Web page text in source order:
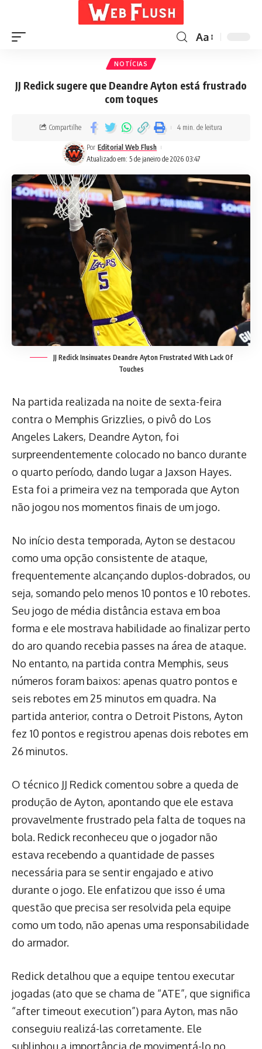
Aa
NOTÍCIAS
JJ Redick sugere que Deandre Ayton está frustrado
com toques
Atualizado em: 5 de janeiro de 2026 03:47
Por Editorial Web Flush
Compartilhe 4 min. de leitura
JJ Redick Insinuates Deandre Ayton Frustrated With Lack Of
Touches
Na partida realizada na noite de sexta-feira
contra o Memphis Grizzlies, o pivô do Los
Angeles Lakers, Deandre Ayton, foi
surpreendentemente colocado no banco durante
o quarto período, dando lugar a Jaxson Hayes.
Esta foi a primeira vez na temporada que Ayton
não jogou nos momentos finais de um jogo.
No início desta temporada, Ayton se destacou
como uma opção consistente de ataque,
frequentemente alcançando duplos-dobrados, ou
seja, somando pelo menos 10 pontos e 10 rebotes.
Seu jogo de média distância estava em boa
forma e ele mostrava habilidade ao finalizar perto
do aro quando recebia passes na área de ataque.
No entanto, na partida contra Memphis, seus
números foram baixos: apenas quatro pontos e
seis rebotes em 25 minutos em quadra. Na
partida anterior, contra o Detroit Pistons, Ayton
fez 10 pontos e registrou apenas dois rebotes em
26 minutos.
O técnico JJ Redick comentou sobre a queda de
produção de Ayton, apontando que ele estava
provavelmente frustrado pela falta de toques na
bola. Redick reconheceu que o jogador não
estava recebendo a quantidade de passes
necessária para se sentir engajado e ativo
durante o jogo. Ele enfatizou que isso é uma
questão que precisa ser resolvida pela equipe
como um todo, não apenas uma responsabilidade
do armador.
Redick detalhou que a equipe tentou executar
jogadas (ato que se chama de “ATE”, que significa
“after timeout execution”) para Ayton, mas não
conseguiu realizá-las corretamente. Ele
sublinhou a importância de movimentá-lo no